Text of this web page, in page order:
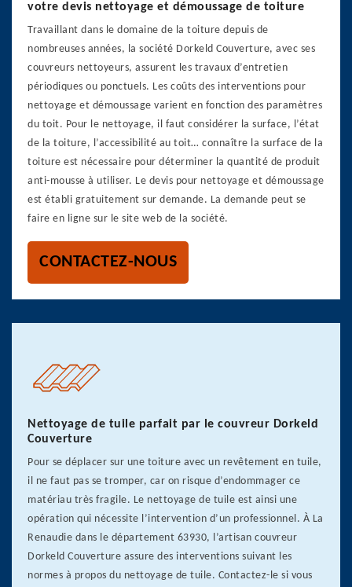
votre devis nettoyage et démoussage de toiture
Travaillant dans le domaine de la toiture depuis de
nombreuses années, la société Dorkeld Couverture, avec ses
couvreurs nettoyeurs, assurent les travaux d’entretien
périodiques ou ponctuels. Les coûts des interventions pour
nettoyage et démoussage varient en fonction des paramètres
du toit. Pour le nettoyage, il faut considérer la surface, l’état
de la toiture, l’accessibilité au toit… connaître la surface de la
toiture est nécessaire pour déterminer la quantité de produit
anti-mousse à utiliser. Le devis pour nettoyage et démoussage
est établi gratuitement sur demande. La demande peut se
faire en ligne sur le site web de la société.
CONTACTEZ-NOUS
Nettoyage de tuile parfait par le couvreur Dorkeld
Couverture
Pour se déplacer sur une toiture avec un revêtement en tuile,
il ne faut pas se tromper, car on risque d’endommager ce
matériau très fragile. Le nettoyage de tuile est ainsi une
opération qui nécessite l’intervention d’un professionnel. À La
Renaudie dans le département 63930, l’artisan couvreur
Dorkeld Couverture assure des interventions suivant les
normes à propos du nettoyage de tuile. Contactez-le si vous